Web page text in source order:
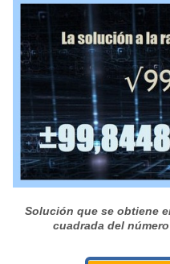
Solución que se obtiene
cuadrada del número